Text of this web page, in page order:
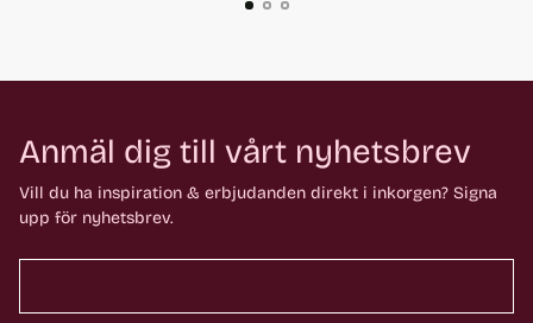
Anmäl dig till vårt nyhetsbrev
Vill du ha inspiration & erbjudanden direkt i inkorgen? Signa
upp för nyhetsbrev.